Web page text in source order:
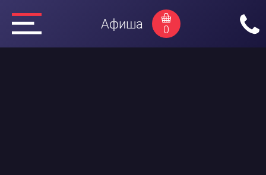
Афиша 0